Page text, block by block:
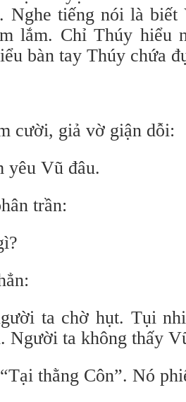
Nghe tiếng nói là
lắm. Chỉ Thúy hiểu
bàn tay Thúy chứa
cười, giả vờ giận dỗi:
yêu Vũ đâu.
trần:
ta chờ hụt. Tụi
Người ta không thấy
thằng Côn”. Nó